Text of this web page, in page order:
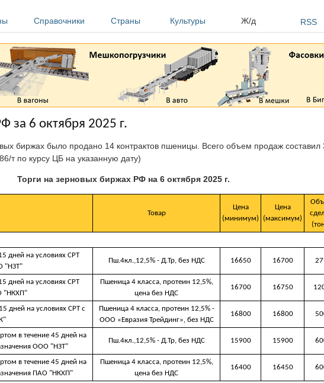
Справочники Страны Культуры Ж/д RSS
за 6 октября 2025 г.
биржах было продано 14 контрактов пшеницы. Всего объем продаж составил
т по курсу ЦБ на указанную дату)
Торги на зерновых биржах РФ на 6 октября 2025 г.
Товар
Цена
(минимум)
Цена
(максимум)
дней на условиях CРТ
"НЗТ"
Пш.4кл.,12,5% - Д.Тр, без НДС 16650 16700
дней на условиях CРТ
"НКХП"
Пшеница 4 класса, протеин 12,5%,
цена без НДС
16700 16750
дней на условиях СРТ с
Пшеница 4 класса, протеин 12,5% -
ООО «Евразия Трейдинг», без НДС
16800 16800
в течение 45 дней на
ООО "НЗТ"
Пш.4кл.,12,5% - Д.Тр, без НДС 15900 15900
в течение 45 дней на
ПАО "НКХП"
Пшеница 4 класса, протеин 12,5%,
цена без НДС
16400 16450